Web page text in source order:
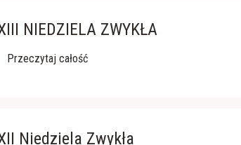
NIEDZIELA ZWYKŁA
Przeczytaj całość
Niedziela Zwykła